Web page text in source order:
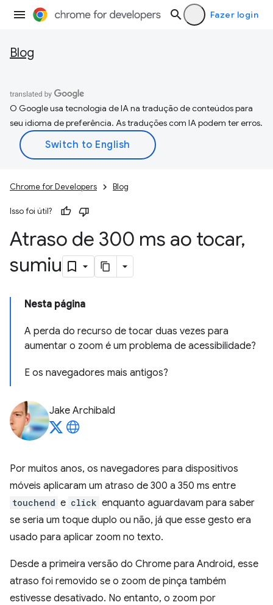
Fazer login
Blog
O Google usa tecnologia de IA na tradução de conteúdos para
seu idioma de preferência. As traduções com IA podem ter erros.
Chrome for Developers Blog
Isso foi útil?
Atraso de 300 ms ao tocar,
sumiu
Nesta página
A perda do recurso de tocar duas vezes para
aumentar o zoom é um problema de acessibilidade?
E os navegadores mais antigos?
Jake Archibald
Por muitos anos, os navegadores para dispositivos
móveis aplicaram um atraso de 300 a 350 ms entre
touchend e click enquanto aguardavam para saber
se seria um toque duplo ou não, já que esse gesto era
usado para aplicar zoom no texto.
Desde a primeira versão do Chrome para Android, esse
atraso foi removido se o zoom de pinça também
estivesse desativado. No entanto, o zoom por